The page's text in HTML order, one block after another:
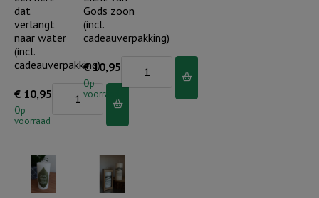
dat
verlangt
naar water
(incl.
cadeauverpakking)
€ 10,95
Op
voorraad
Stompkaars
Gods zoon
(incl.
cadeauverpakking)
€10,95
Op
voorraad
H&L
-
Licht
Gods
zoon